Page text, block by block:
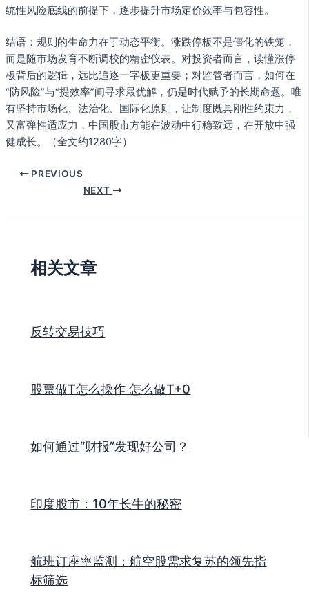
统性风险底线的前提下，逐步提升市场定价效率与包容性。
结语：规则的生命力在于动态平衡。涨跌停板不是僵化的铁笼，
而是随市场发育不断调校的精密仪表。对投资者而言，读懂涨停
板背后的逻辑，远比追逐一字板更重要；对监管者而言，如何在
“防风险”与“提效率”间寻求最优解，仍是时代赋予的长期命题。唯
有坚持市场化、法治化、国际化原则，让制度既具刚性约束力，
又富弹性适应力，中国股市方能在波动中行稳致远，在开放中强
健成长。（全文约1280字）
PREVIOUS
NEXT
相关文章
反转交易技巧
股票做T怎么操作 怎么做T+0
如何通过“财报”发现好公司？
印度股市：10年长牛的秘密
航班订座率监测：航空股需求复苏的领先指
标筛选